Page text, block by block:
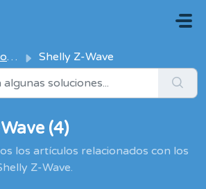
principal
Shelly Z-Wave
(4)
los artículos relacionados con los
Z-Wave.